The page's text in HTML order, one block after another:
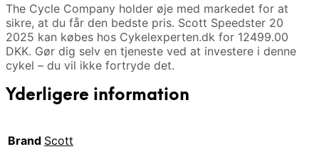
The Cycle Company holder øje med markedet for at
sikre, at du får den bedste pris. Scott Speedster 20
2025 kan købes hos Cykelexperten.dk for 12499.00
DKK. Gør dig selv en tjeneste ved at investere i denne
cykel – du vil ikke fortryde det.
Yderligere information
Brand Scott